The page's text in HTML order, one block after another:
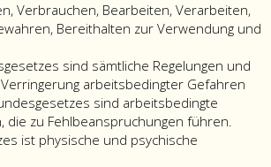
Verbrauchen, Bearbeiten, Verarbeiten,
Bereithalten zur Verwendung und
sind sämtliche Regelungen und
arbeitsbedingter Gefahren
sind arbeitsbedingte
die zu Fehlbeanspruchungen führen.
ist physische und psychische